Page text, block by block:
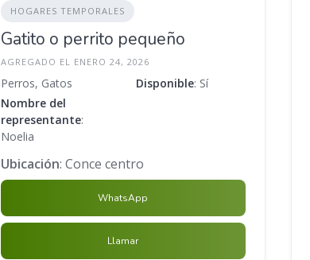
HOGARES TEMPORALES
Gatito o perrito pequeño
AGREGADO EL ENERO 24, 2026
Perros, Gatos Disponible: Sí
Nombre del
representante:
Noelia
Ubicación: Conce centro
WhatsApp
Llamar